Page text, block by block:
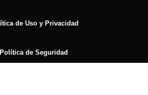
de Uso y Privacidad
Política de Seguridad